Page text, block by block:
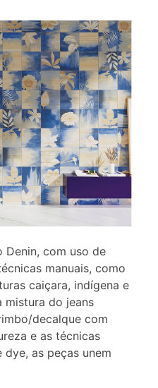
Denin, com uso de
manuais, como
caiçara, indígena e
mistura do jeans
decalque com
e as técnicas
as peças unem